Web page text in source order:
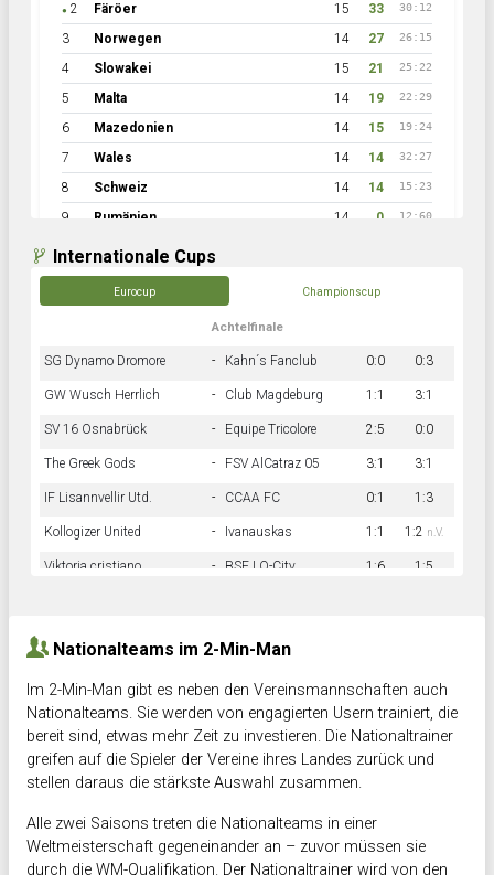
● 2 Färöer 15 33 30:12
3 Norwegen 14 27 26:15
4 Slowakei 15 21 25:22
5 Malta 14 19 22:29
6 Mazedonien 14 15 19:24
7 Wales 14 14 32:27
8 Schweiz 14 14 15:23
9 Rumänien 14 0 12:60
Internationale Cups
Eurocup Championscup
Achtelfinale
SG Dynamo Dromore - Kahn´s Fanclub 0:0 0:3
GW Wusch Herrlich - Club Magdeburg 1:1 3:1
SV 16 Osnabrück - Equipe Tricolore 2:5 0:0
The Greek Gods - FSV AlCatraz 05 3:1 3:1
IF Lisannvellir Utd. - CCAA FC 0:1 1:3
Kollogizer United - Ivanauskas 1:1 1:2 n.V.
Viktoria cristiano - BSF LO-City 1:6 1:5
Nationalteams im 2-Min-Man
Im 2-Min-Man gibt es neben den Vereinsmannschaften auch
Nationalteams. Sie werden von engagierten Usern trainiert, die
bereit sind, etwas mehr Zeit zu investieren. Die Nationaltrainer
greifen auf die Spieler der Vereine ihres Landes zurück und
stellen daraus die stärkste Auswahl zusammen.
Alle zwei Saisons treten die Nationalteams in einer
Weltmeisterschaft gegeneinander an – zuvor müssen sie
durch die WM-Qualifikation. Der Nationaltrainer wird von den